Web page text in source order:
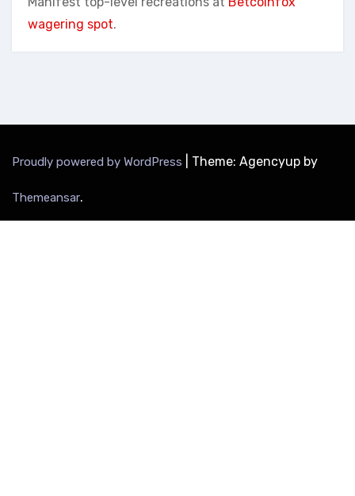
wagering spot.
Proudly powered by WordPress Theme: Agencyup by
Themeansar.